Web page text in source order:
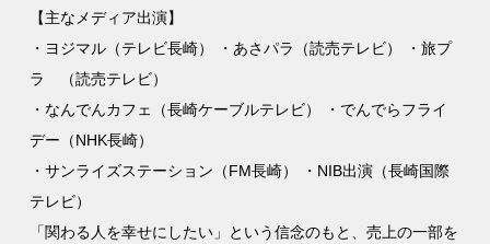
【主なメディア出演】
・ヨジマル（テレビ長崎） ・あさパラ（読売テレビ） ・旅プ
ラ （読売テレビ）
・なんでんカフェ（長崎ケーブルテレビ） ・でんでらフライ
デー（NHK長崎）
・サンライズステーション（FM長崎） ・NIB出演（長崎国際
テレビ）
「関わる人を幸せにしたい」という信念のもと、売上の一部を